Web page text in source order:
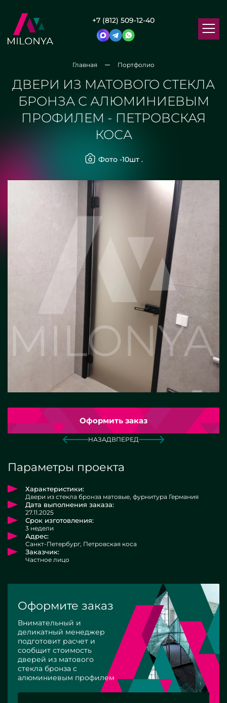
+7 (812) 509-12-40
Главная Портфолио
ДВЕРИ ИЗ МАТОВОГО СТЕКЛА
БРОНЗА С АЛЮМИНИЕВЫМ
ПРОФИЛЕМ - ПЕТРОВСКАЯ
КОСА
Фото -10шт .
Оформить заказ
НАЗАДВПЕРЕД
Параметры проекта
Характеристики:
Двери из стекла бронза матовые, фурнитура Германия
Дата выполнения заказа:
27.11.2025
Срок изготовления:
3 недели
Адрес:
Санкт-Петербург, Петровская коса
Заказчик:
Частное лицо
Оформите заказ
Внимательный и
деликатный менеджер
подготовит расчет и
сообщит стоимость
дверей из матового
стекла бронза с
алюминиевым профилем